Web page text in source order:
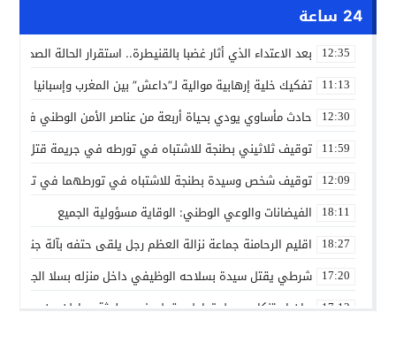
24 ساعة
12:35 بعد الاعتداء الذي أثار غضبا بالقنيطرة.. استقرار الحالة
11:13 تفكيك خلية إرهابية موالية لـ”داعش” بين المغرب وإسبانيا في
12:30 حادث مأساوي يودي بحياة أربعة من عناصر الأمن الوطني في
11:59 توقيف ثلاثيني بطنجة للاشتباه في تورطه في جريمة قتل
12:09 توقيف شخص وسيدة بطنجة للاشتباه في تورطهما في تزوير
18:11 الفيضانات والوعي الوطني: الوقاية مسؤولية الجميع
18:27 اقليم الرحامنة جماعة نزالة العظم رجل يلقى حتفه بآلة جني
17:20 شرطي يقتل سيدة بسلاحه الوظيفي داخل منزله بسلا الجديدة
17:13 بيان استنكاري حول تداول مقطع فيديو لجثة مواطن من